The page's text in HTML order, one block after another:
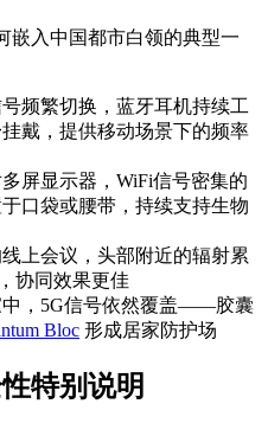
嵌入中国都市白领的典型一
号频繁切换，蓝牙耳机持续工
戴，提供移动场景下的频率
屏显示器，WiFi信号密集的
口袋或腰带，持续支持生物
线上会议，头部附近的辐射累
协同效果更佳
中，5G信号依然覆盖——胶囊
Bloc 形成居家防护场
特别说明